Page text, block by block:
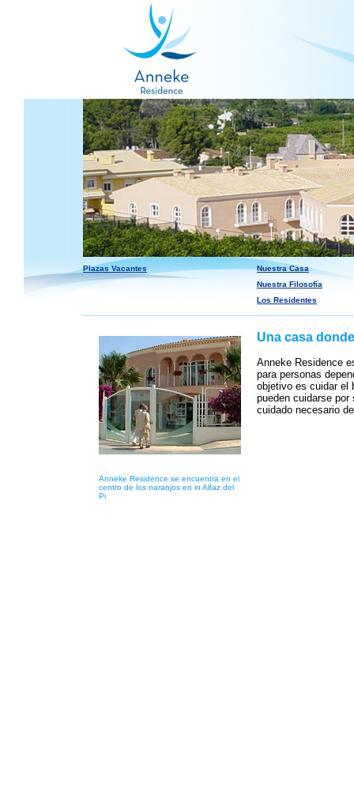
Plazas Vacantes
Nuestra Casa
Nuestra Filosofía
Los Residentes
Anneke Residence se encuentra en el
centro de los naranjos en in Alfaz del
Pi
Una casa
Anneke Residence
para personas
objetivo es cuidar el
pueden cuidarse
cuidado necesario